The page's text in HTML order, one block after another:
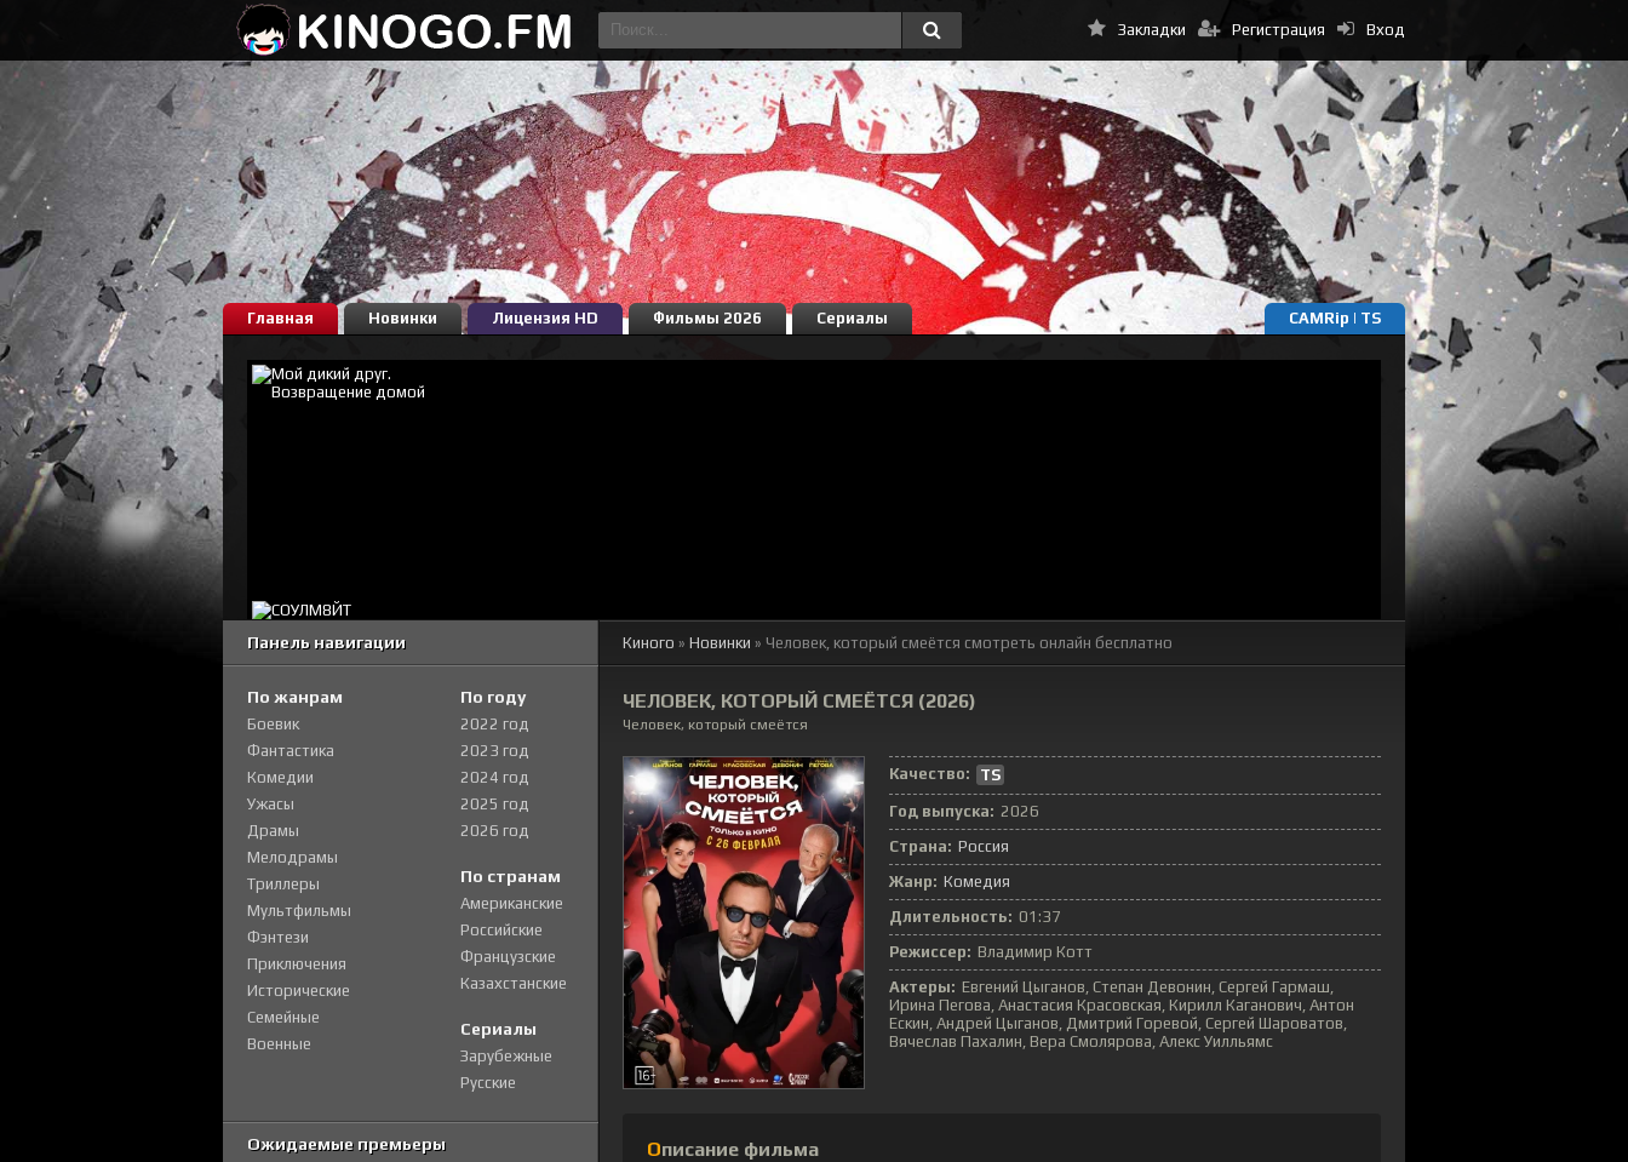
Вход
Регистрация
Закладки
Главная Новинки Лицензия HD Фильмы 2026 Сериалы CAMRip | TS
Киного » Новинки » Человек, который смеётся смотреть онлайн бесплатно
ЧЕЛОВЕК, КОТОРЫЙ СМЕЁТСЯ (2026)
Человек, который смеётся
Качество:
TS
Год выпуска: 2026
Страна: Россия
Жанр: Комедия
Длительность: 01:37
Режиссер: Владимир Котт
Актеры: Евгений Цыганов, Степан Девонин, Сергей Гармаш,
Ирина Пегова, Анастасия Красовская, Кирилл Каганович, Антон
Ескин, Андрей Цыганов, Дмитрий Горевой, Сергей Шароватов,
Вячеслав Пахалин, Вера Смолярова, Алекс Уилльямс
Описание фильма
Панель навигации
По жанрам
Боевик
Фантастика
Комедии
Ужасы
Драмы
Мелодрамы
Триллеры
Мультфильмы
Фэнтези
Приключения
Исторические
Семейные
Военные
По году
2022 год
2023 год
2024 год
2025 год
2026 год
По странам
Американские
Российские
Французские
Казахстанские
Сериалы
Зарубежные
Русские
Ожидаемые премьеры